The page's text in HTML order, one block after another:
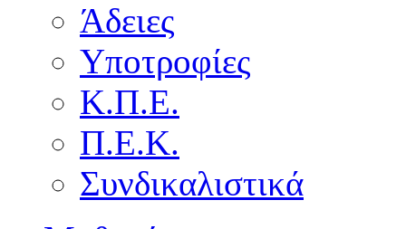
Άδειες
Υποτροφίες
Κ.Π.Ε.
Π.Ε.Κ.
Συνδικαλιστικά